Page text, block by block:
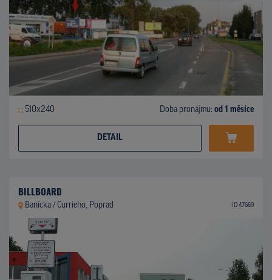
510x240 Doba pronájmu: od 1 měsíce
DETAIL
BILLBOARD
Banícka / Currieho, Poprad ID 47669